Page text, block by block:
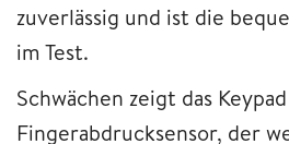
zuverlässig und ist die
im Test.
Schwächen zeigt das
Fingerabdrucksensor, der